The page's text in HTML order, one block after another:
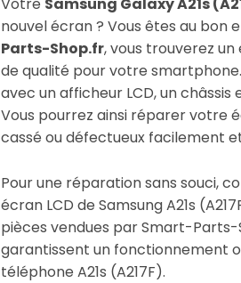
Votre Samsung Galaxy A21s
nouvel écran ? Vous êtes au bon
Parts-Shop.fr, vous trouverez
de qualité pour votre smartphone.
avec un afficheur LCD, un
Vous pourrez ainsi réparer votre
cassé ou défectueux facilement
Pour une réparation sans souci,
écran LCD de Samsung A21s
pièces vendues par Smart-
garantissent un fonctionnement
téléphone A21s (A217F).